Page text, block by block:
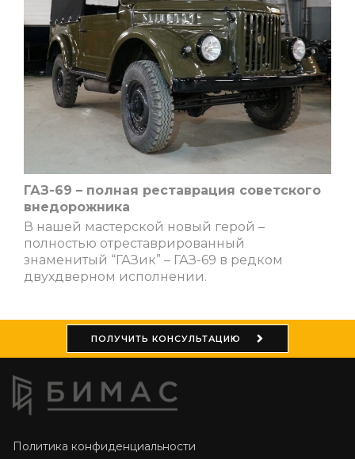
ГАЗ-69 – полная реставрация советского
внедорожника
В нашей мастерской новый герой –
полностью отреставрированный
знаменитый “ГАЗик” – ГАЗ-69 в редком
двухдверном исполнении.
ПОЛУЧИТЬ КОНСУЛЬТАЦИЮ
Политика конфиденциальности